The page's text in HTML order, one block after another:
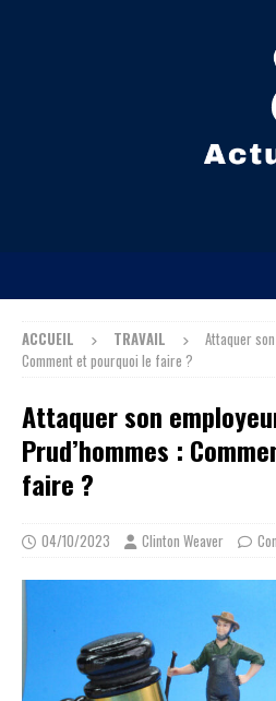
ACCUEIL TRAVAIL
Attaquer
Comment et pourquoi le faire ?
Attaquer son
Prud’hommes :
faire ?
04/10/2023 Clinton Weaver